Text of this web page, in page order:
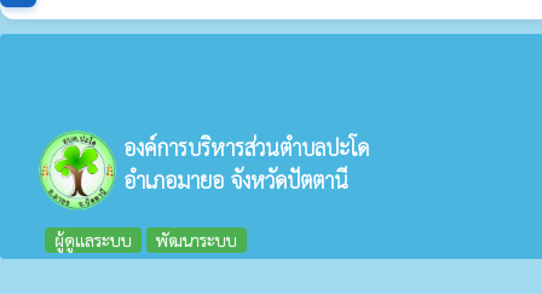
องค์การบริหารส่วนตำบลปะโด
อำเภอมายอ จังหวัดปัตตานี
ผู้ดูแลระบบ พัฒนาระบบ